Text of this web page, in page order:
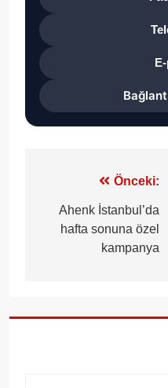
gezinmesi
Önceki:
Ahenk İstanbul’da
hafta sonuna özel
kampanya